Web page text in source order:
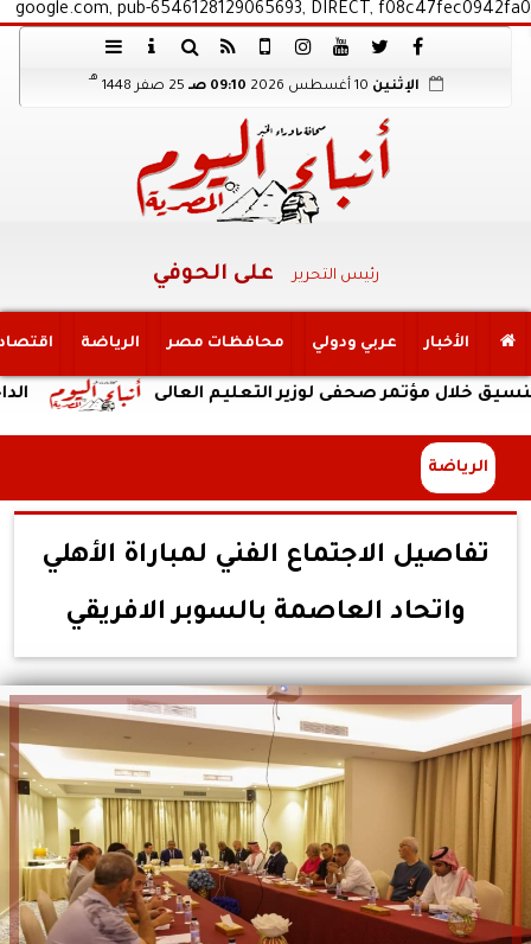
google.com, pub-6546128129065693, DIRECT, f08c47fec0942fa0
الإثنين 09:10 صـ 25 صفر 1448
هـ
رئيس التحرير على الحوفي
الأخبار عربي ودولي محافظات مصر الرياضة
مؤتمر صحفى لوزير التعليم العالى
الرياضة
تفاصيل الاجتماع الفني لمباراة الأهلي
واتحاد العاصمة بالسوبر الافريقي